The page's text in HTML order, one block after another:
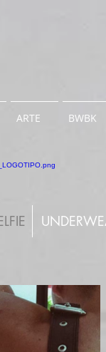
ARTE BWBK